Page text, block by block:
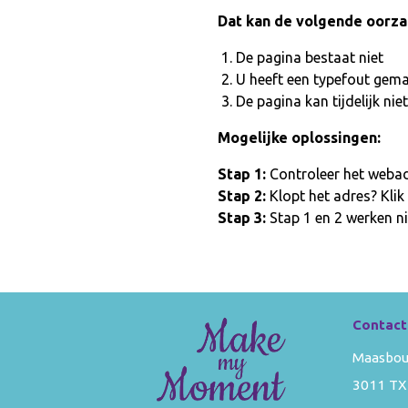
Dat kan de volgende
De pagina bestaat niet
U heeft een typefout
De pagina kan tijdelijk
Mogelijke oplossingen:
Stap 1:Controleer het
Stap 2:Klopt het adres?
Stap 3:Stap 1 en 2 werken
Contact
3011